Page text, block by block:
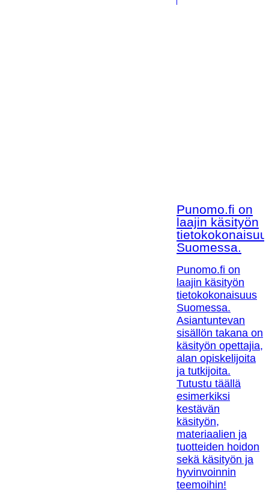
Punomo.fi on
laajin käsityön
Suomessa.
Punomo.fi on
laajin käsityön
tietokokonaisuus
Suomessa.
Asiantuntevan
sisällön takana on
käsityön opettajia,
alan opiskelijoita
ja tutkijoita.
Tutustu täällä
esimerkiksi
kestävän
käsityön,
materiaalien ja
tuotteiden hoidon
sekä käsityön ja
hyvinvoinnin
teemoihin!